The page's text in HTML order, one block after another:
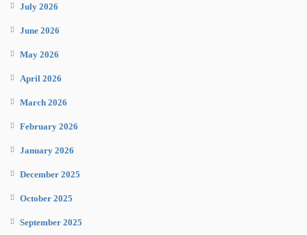
July 2026
June 2026
May 2026
April 2026
March 2026
February 2026
January 2026
December 2025
October 2025
September 2025